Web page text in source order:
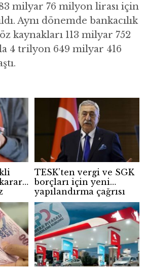
milyar 76 milyon lirası için
Aynı dönemde bankacılık
kaynakları 113 milyar 752
4 trilyon 649 milyar 416
TESK’ten vergi ve SGK
borçları için yeni
yapılandırma çağrısı